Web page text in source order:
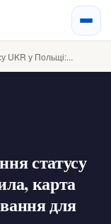
UKR у Польщі:...
статусу
карта
для